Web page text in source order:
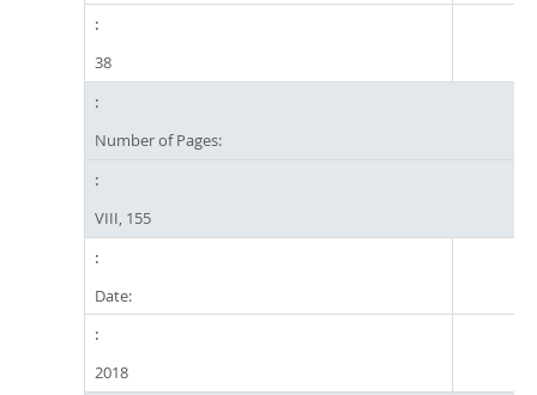
38
Number of Pages:
VIII, 155
Date:
2018